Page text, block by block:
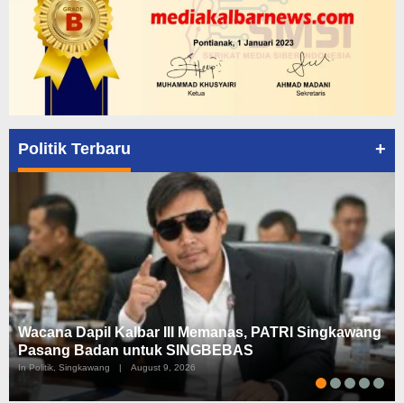
Politik Terbaru +
Wacana Dapil Kalbar III Memanas, PATRI Singkawang
Pasang Badan untuk SINGBEBAS
In Politik, Singkawang | August 9, 2026